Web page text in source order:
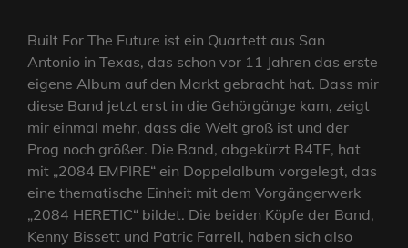
Built For The Future ist ein Quartett aus San
Antonio in Texas, das schon vor 11 Jahren das erste
eigene Album auf den Markt gebracht hat. Dass mir
diese Band jetzt erst in die Gehörgänge kam, zeigt
mir einmal mehr, dass die Welt groß ist und der
Prog noch größer. Die Band, abgekürzt B4TF, hat
mit „2084 EMPIRE“ ein Doppelalbum vorgelegt, das
eine thematische Einheit mit dem Vorgängerwerk
„2084 HERETIC“ bildet. Die beiden Köpfe der Band,
Kenny Bissett und Patric Farrell, haben sich also